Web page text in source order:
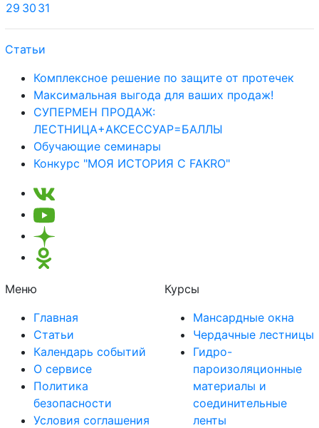
29 30 31
Статьи
Комплексное решение по защите от протечек
Максимальная выгода для ваших продаж!
СУПЕРМЕН ПРОДАЖ:
ЛЕСТНИЦА+АКСЕССУАР=БАЛЛЫ
Обучающие семинары
Конкурс "МОЯ ИСТОРИЯ С FAKRO"
Меню
Главная
Статьи
Календарь событий
О сервисе
Политика
безопасности
Условия соглашения
Курсы
Мансардные окна
Чердачные лестницы
Гидро-
пароизоляционные
материалы и
соединительные
ленты